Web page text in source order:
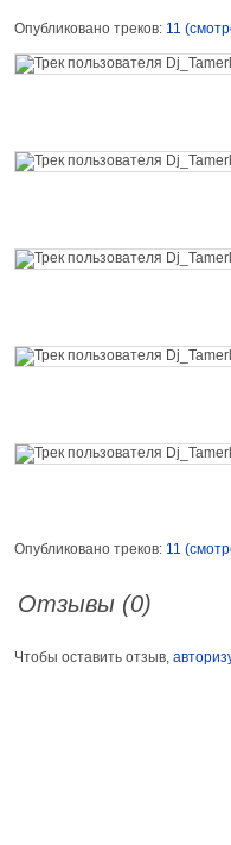
Опубликовано треков: 11
Опубликовано треков: 11
Отзывы (0)
Чтобы оставить отзыв,